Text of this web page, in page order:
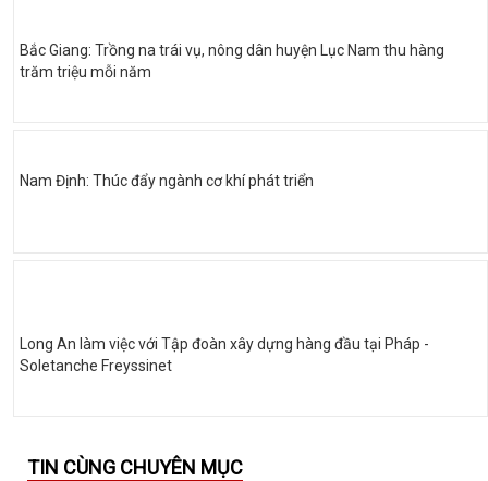
Bắc Giang: Trồng na trái vụ, nông dân huyện Lục Nam thu hàng
trăm triệu mỗi năm
Nam Định: Thúc đẩy ngành cơ khí phát triển
Long An làm việc với Tập đoàn xây dựng hàng đầu tại Pháp -
Soletanche Freyssinet
TIN CÙNG CHUYÊN MỤC